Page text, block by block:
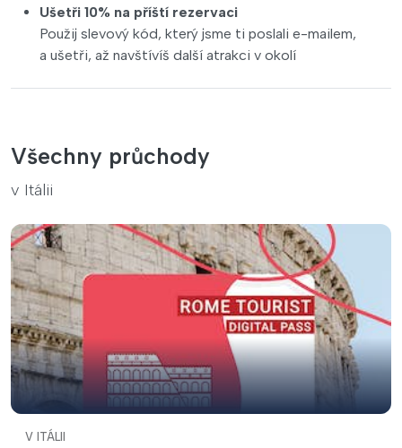
Ušetři 10% na příští rezervaci
Použij slevový kód, který jsme ti poslali e-mailem,
a ušetři, až navštívíš další atrakci v okolí
Všechny průchody
v Itálii
V ITÁLII